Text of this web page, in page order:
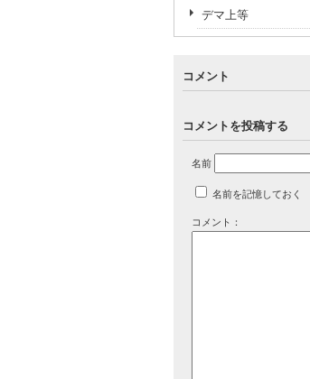
デマ上等
コメント
コメントを投稿する
名前
名前を記憶しておく
コメント：